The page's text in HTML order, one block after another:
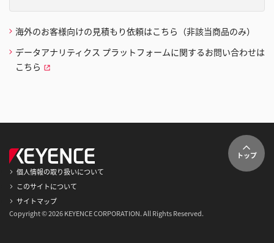
海外のお客様向けの見積もり依頼はこちら（非該当商品のみ）
データアナリティクス プラットフォームに関するお問い合わせは
こちら
トップ
個人情報の取り扱いについて
このサイトについて
サイトマップ
Copyright © 2026 KEYENCE CORPORATION. All Rights Reserved.